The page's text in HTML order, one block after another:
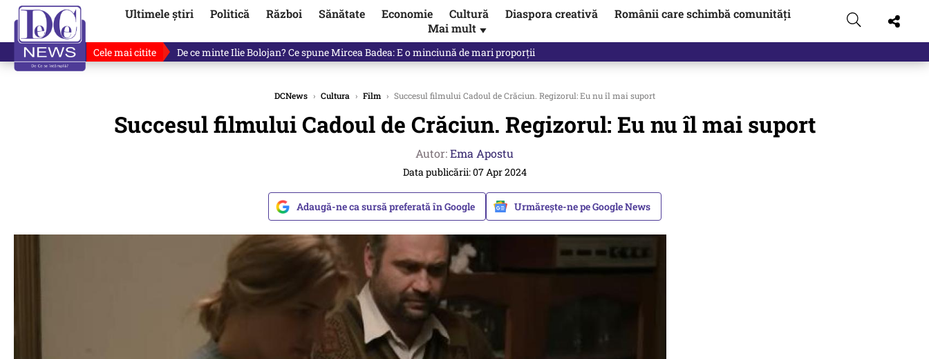
Ultimele știri Politică Război Sănătate Economie Cultură Diaspora creativă
Românii care schimbă comunități
Mai mult ▼
Cele mai citite De ce minte Ilie Bolojan? Ce spune Mircea Badea: E o minciună de mari proporții
DCNews › Cultura › Film › Succesul filmului Cadoul de Crăciun. Regizorul: Eu nu îl mai suport
Succesul filmului Cadoul de Crăciun. Regizorul: Eu nu îl mai suport
Autor:Ema Apostu
Data publicării: 07 Apr 2024
Adaugă-ne ca sursă preferată în Google Urmărește-ne pe Google News